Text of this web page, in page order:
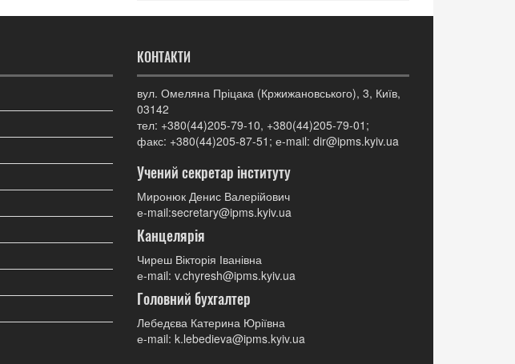
КОНТАКТИ
вул. Омеляна Пріцака (Кржижановського), 3, Київ,
03142
тел: +380(44)205-79-10, +380(44)205-79-01;
факс: +380(44)205-87-51; е-mail: dir@ipms.kyiv.ua
Учений секретар інституту
Миронюк Денис Валерійович
е-mail:secretary@ipms.kyiv.ua
Канцелярія
Чиреш Вікторія Іванівна
е-mail: v.chyresh@ipms.kyiv.ua
Головний бухгалтер
Лебедєва Катерина Юріївна
е-mail: k.lebedieva@ipms.kyiv.ua